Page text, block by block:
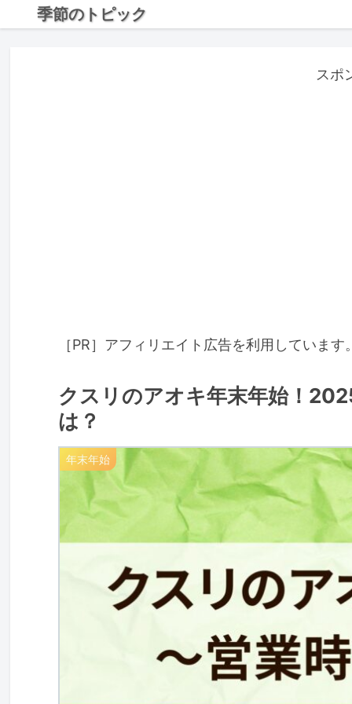
季節のトピック
スポ
［PR］アフィリエイト広告を利用しています
クスリのアオキ年末年始！
は？
年末年始